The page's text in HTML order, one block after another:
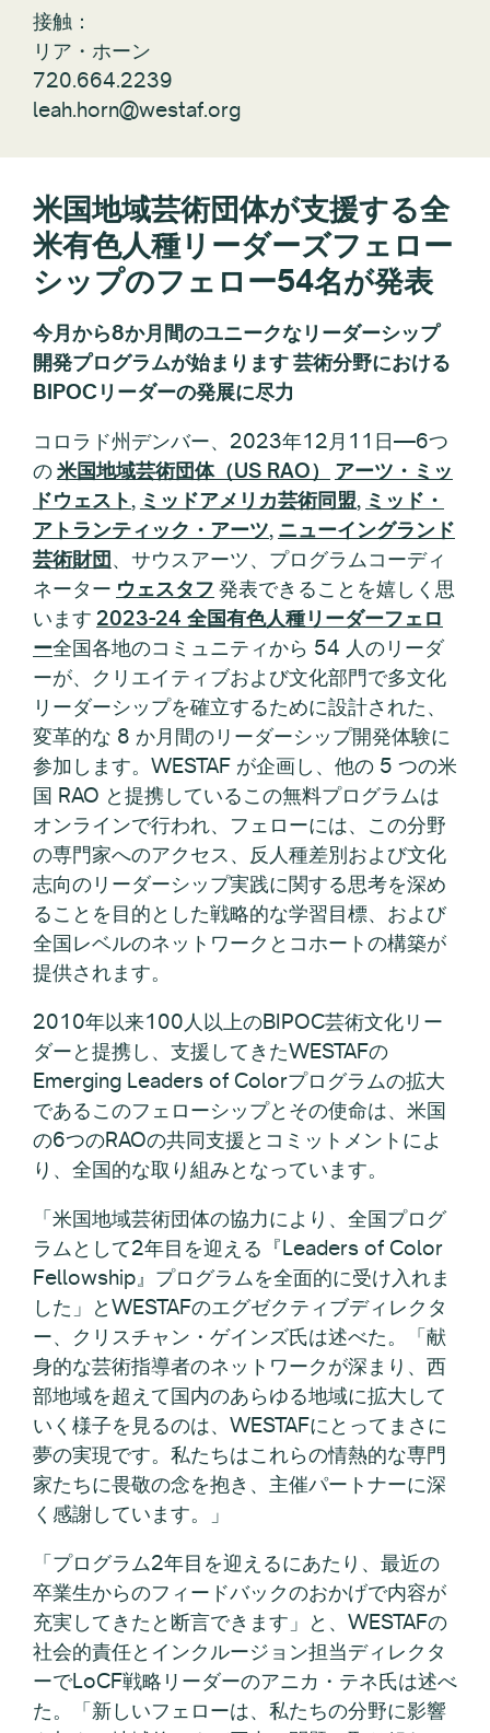
接触：
リア・ホーン
720.664.2239
leah.horn@westaf.org
米国地域芸術団体が支援する全
米有色人種リーダーズフェロー
シップのフェロー54名が発表
今月から8か月間のユニークなリーダーシップ
開発プログラムが始まります芸術分野における
BIPOCリーダーの発展に尽力
コロラド州デンバー、2023年12月11日—6つ
の米国地域芸術団体（US RAO）
アーツ・ミッ
ドウェスト, ミッドアメリカ芸術同盟, ミッド・
アトランティック・アーツ, ニューイングランド
芸術財団、サウスアーツ、プログラムコーディ
ネーター ウェスタフ 発表できることを嬉しく思
います 2023-24 全国有色人種リーダーフェロ
ー全国各地のコミュニティから 54 人のリーダ
ーが、クリエイティブおよび文化部門で多文化
リーダーシップを確立するために設計された、
変革的な 8 か月間のリーダーシップ開発体験に
参加します。WESTAF が企画し、他の 5 つの米
国 RAO と提携しているこの無料プログラムは
オンラインで行われ、フェローには、この分野
の専門家へのアクセス、反人種差別および文化
志向のリーダーシップ実践に関する思考を深め
ることを目的とした戦略的な学習目標、および
全国レベルのネットワークとコホートの構築が
提供されます。
2010年以来100人以上のBIPOC芸術文化リー
ダーと提携し、支援してきたWESTAFの
Emerging Leaders of Colorプログラムの拡大
であるこのフェローシップとその使命は、米国
の6つのRAOの共同支援とコミットメントによ
り、全国的な取り組みとなっています。
「米国地域芸術団体の協力により、全国プログ
ラムとして2年目を迎える『Leaders of Color
Fellowship』プログラムを全面的に受け入れま
した」とWESTAFのエグゼクティブディレクタ
ー、クリスチャン・ゲインズ氏は述べた。「献
身的な芸術指導者のネットワークが深まり、西
部地域を超えて国内のあらゆる地域に拡大して
いく様子を見るのは、WESTAFにとってまさに
夢の実現です。私たちはこれらの情熱的な専門
家たちに畏敬の念を抱き、主催パートナーに深
く感謝しています。」
「プログラム2年目を迎えるにあたり、最近の
卒業生からのフィードバックのおかげで内容が
充実してきたと断言できます」と、WESTAFの
社会的責任とインクルージョン担当ディレクタ
ーでLoCF戦略リーダーのアニカ・テネ氏は述べ
た。「新しいフェローは、私たちの分野に影響